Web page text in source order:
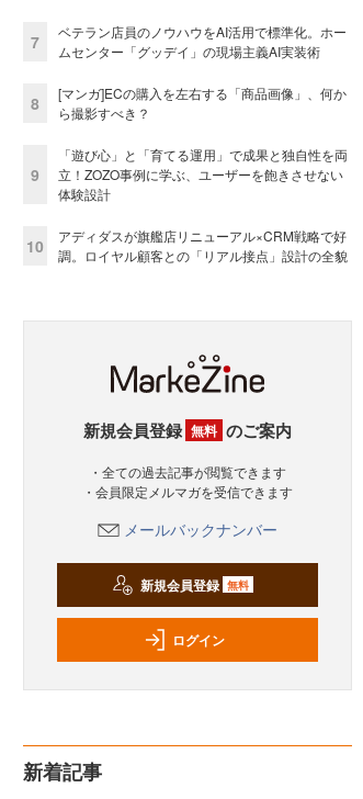
7
ベテラン店員のノウハウをAI活用で標準化。ホー
ムセンター「グッデイ」の現場主義AI実装術
8
[マンガ]ECの購入を左右する「商品画像」、何か
ら撮影すべき？
9
「遊び心」と「育てる運用」で成果と独自性を両
立！ZOZO事例に学ぶ、ユーザーを飽きさせない
体験設計
10
アディダスが旗艦店リニューアル×CRM戦略で好
調。ロイヤル顧客との「リアル接点」設計の全貌
新規会員登録 無料 のご案内
・全ての過去記事が閲覧できます
・会員限定メルマガを受信できます
メールバックナンバー
新規会員登録 無料
ログイン
新着記事